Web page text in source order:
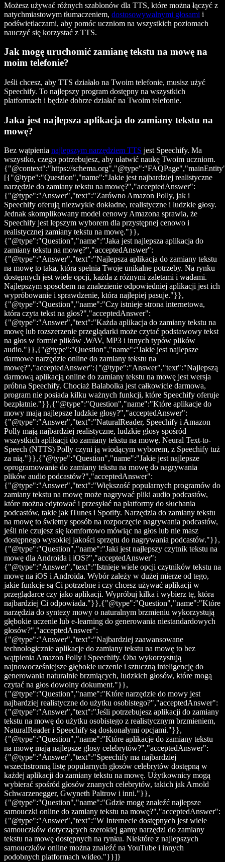
Możesz używać różnych szablonów dla TTS, które można łączyć z
natychmiastowym tłumaczeniem, dostosowywalnymi głosami i
podświetlaczami, aby pomóc uczniom na wszystkich poziomach
nauczyć się korzystać z TTS.
Jak mogę uruchomić zamianę tekstu na mowę na
moim telefonie?
Jeśli chcesz, aby TTS działało na Twoim telefonie, musisz użyć
Speechify. To najlepszy program dostępny na wszystkich
platformach i będzie dobrze działać na Twoim telefonie.
Jaka jest najlepsza aplikacja do zamiany tekstu na
mowę?
Bez wątpienia najlepszym narzędziem TTS jest Speechify. Ma
wszystko, czego potrzebujesz, aby ułatwić naukę Twoim uczniom.
{"@context":"https://
[{"@type":"Question","name":"Jakie jest najbardziej realistyczne
narzędzie do zamiany tekstu na mowę?","acceptedAnswer":
{"@type":"Answer","text":"Zarówno Amazon Polly, jak i
Speechify oferują niezwykle dokładne, realistyczne i ludzkie głosy.
Jednak skomplikowany model cenowy Amazona sprawia, że
Speechify jest lepszym wyborem dla przystępnej cenowo i
realistycznej zamiany tekstu na mowę."}},
{"@type":"Question","name":"Jaka jest najlepsza aplikacja do
zamiany tekstu na mowę?","acceptedAnswer":
{"@type":"Answer","text":"Najlepsza aplikacja do zamiany tekstu
na mowę to taka, która spełnia Twoje unikalne potrzeby. Na rynku
dostępnych jest wiele opcji, każda z różnymi zaletami i wadami.
Najlepszym sposobem na znalezienie odpowiedniej aplikacji jest ich
wypróbowanie i sprawdzenie, która najlepiej pasuje."}},
{"@type":"Question","name":"Czy istnieje strona internetowa,
która czyta tekst na głos?","acceptedAnswer":
{"@type":"Answer","text":"Każda aplikacja do zamiany tekstu na
mowę lub rozszerzenie przeglądarki może czytać podstawowy tekst
na głos w formie plików .WAV, MP3 i innych typów plików
audio."}},{"@type":"Question","name":"Jakie jest najlepsze
darmowe narzędzie online do zamiany tekstu na
mowę?","acceptedAnswer":{"@type":"Answer","text":"Najlepszą
darmową aplikacją online do zamiany tekstu na mowę jest wersja
próbna Speechify. Chociaż Balabolka jest całkowicie darmowa,
program nie posiada kilku ważnych funkcji, które Speechify oferuje
bezpłatnie."}},{"@type":"Question","name":"Które aplikacje do
mowy mają najlepsze ludzkie głosy?","acceptedAnswer":
{"@type":"Answer","text":"NaturalReader, Speechify i Amazon
Polly mają najbardziej realistyczne, ludzkie głosy spośród
wszystkich aplikacji do zamiany tekstu na mowę. Neural Text-to-
Speech (NTTS) Polly czyni ją wiodącym wyborem, z Speechify tuż
za nią."}},{"@type":"Question","name":"Jakie jest najlepsze
oprogramowanie do zamiany tekstu na mowę do nagrywania
plików audio podcastów?","acceptedAnswer":
{"@type":"Answer","text":"Większość popularnych programów do
zamiany tekstu na mowę może nagrywać pliki audio podcastów,
które można edytować i przesyłać na platformy do słuchania
podcastów, takie jak iTunes i Spotify. Narzędzia do zamiany tekstu
na mowę to świetny sposób na rozpoczęcie nagrywania podcastów,
jeśli nie czujesz się komfortowo mówiąc na głos lub nie masz
dostępnego wysokiej jakości sprzętu do nagrywania podcastów."}},
{"@type":"Question","name":"Jaki jest najlepszy czytnik tekstu na
mowę dla Androida i iOS?","acceptedAnswer":
{"@type":"Answer","text":"Istnieje wiele opcji czytników tekstu na
mowę na iOS i Androida. Wybór zależy w dużej mierze od tego,
jakie funkcje są Ci potrzebne i czy chcesz używać aplikacji w
przeglądarce czy jako aplikacji. Wypróbuj kilka i wybierz tę, która
najbardziej Ci odpowiada."}},{"@type":"Question","name":"Które
narzędzia do syntezy mowy o naturalnym brzmieniu wykorzystują
głębokie uczenie lub e-learning do generowania niestandardowych
głosów?","acceptedAnswer":
{"@type":"Answer","text":"Najbardziej zaawansowane
technologicznie aplikacje do zamiany tekstu na mowę to bez
wątpienia Amazon Polly i Speechify. Oba wykorzystują
najnowocześniejsze głębokie uczenie i sztuczną inteligencję do
generowania naturalnie brzmiących, ludzkich głosów, które mogą
czytać na głos dowolny dokument."}},
{"@type":"Question","name":"Które narzędzie do mowy jest
najbardziej realistyczne do użytku osobistego?","acceptedAnswer":
{"@type":"Answer","text":"Jeśli potrzebujesz aplikacji do zamiany
tekstu na mowę do użytku osobistego z realistycznym brzmieniem,
NaturalReader i Speechify są doskonałymi opcjami."}},
{"@type":"Question","name":"Które aplikacje do zamiany tekstu
na mowę mają najlepsze głosy celebrytów?","acceptedAnswer":
{"@type":"Answer","text":"Speechify ma najbardziej
wszechstronną listę popularnych głosów celebrytów dostępną w
każdej aplikacji do zamiany tekstu na mowę. Użytkownicy mogą
wybierać spośród głosów znanych celebrytów, takich jak Arnold
Schwarzenegger, Gwyneth Paltrow i inni."}},
{"@type":"Question","name":"Gdzie mogę znaleźć najlepsze
samouczki online do zamiany tekstu na mowę?","acceptedAnswer":
{"@type":"Answer","text":"W Internecie dostępnych jest wiele
samouczków dotyczących szerokiej gamy narzędzi do zamiany
tekstu na mowę dostępnych na rynku. Niektóre z najlepszych
samouczków online można znaleźć na YouTube i innych
podobnych platformach wideo."}}]}